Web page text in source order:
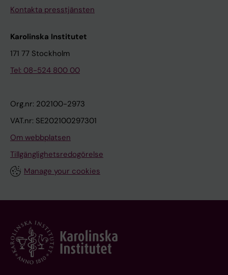
Kontakta presstjänsten
Karolinska Institutet
171 77 Stockholm
Tel: 08-524 800 00
Org.nr: 202100-2973
VAT.nr: SE202100297301
Om webbplatsen
Tillgänglighetsredogörelse
Manage your cookies